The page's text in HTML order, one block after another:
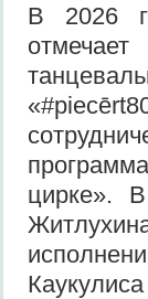
В 2026
цирке».